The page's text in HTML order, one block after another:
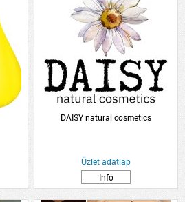
DAISY natural cosmetics
Üzlet adatlap
Info